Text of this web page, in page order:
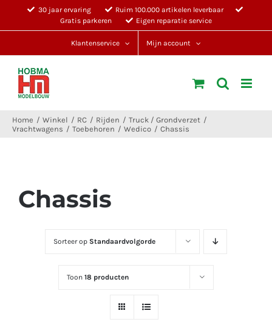
30 jaar ervaring
Ruim 100.000 artikelen leverbaar
Gratis parkeren
Eigen reparatie service
Klantenservice Mijn account
Home Winkel RC Rijden
Truck / Grondverzet
Vrachtwagens
Toebehoren Wedico Chassis
Chassis
Sorteer op Standaardvolgorde
Toon18 producten